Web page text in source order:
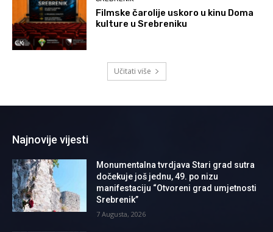
Filmske čarolije uskoro u kinu Doma
kulture u Srebreniku
Učitati više
Najnovije vijesti
Monumentalna tvrdjava Stari grad sutra
dočekuje još jednu, 49. po nizu
manifestaciju “Otvoreni grad umjetnosti
Srebrenik”
7 Augusta, 2026